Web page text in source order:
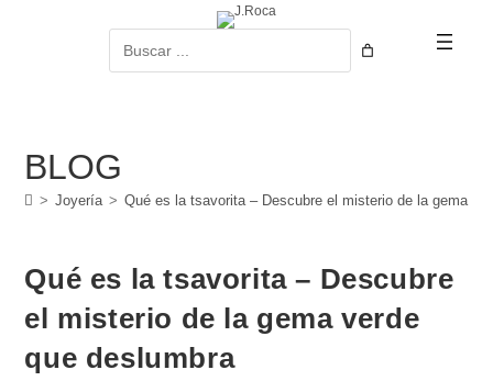
BLOG
> Joyería > Qué es la tsavorita – Descubre el misterio de la gema
Qué es la tsavorita – Descubre
el misterio de la gema verde
que deslumbra